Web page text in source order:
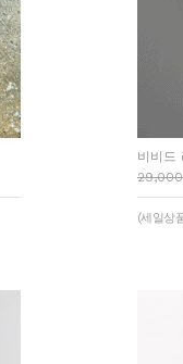
비비드
(세일상